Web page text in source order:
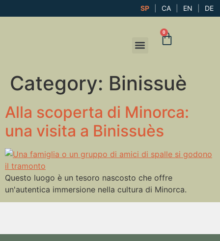
SP CA EN DE
0
Category: Binissuè
Alla scoperta di Minorca:
una visita a Binissuès
Questo luogo è un tesoro nascosto che offre
un'autentica immersione nella cultura di Minorca.